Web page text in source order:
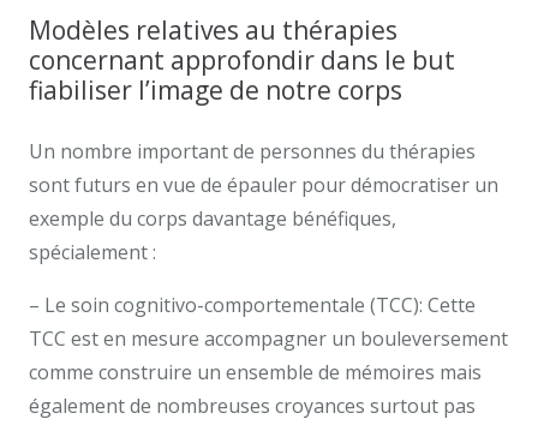
Modèles relatives au thérapies
concernant approfondir dans le but
fiabiliser l’image de notre corps
Un nombre important de personnes du thérapies
sont futurs en vue de épauler pour démocratiser un
exemple du corps davantage bénéfiques,
spécialement :
– Le soin cognitivo-comportementale (TCC): Cette
TCC est en mesure accompagner un bouleversement
comme construire un ensemble de mémoires mais
également de nombreuses croyances surtout pas